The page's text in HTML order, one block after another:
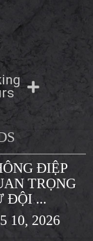
ĐIỆP
TRỌNG
ĐỘI ...
10, 2026